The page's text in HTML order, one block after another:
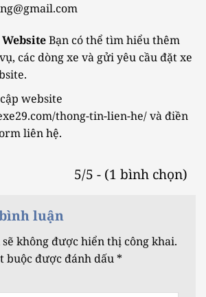
Bạn có thể tìm hiểu thêm
các dòng xe và gửi yêu cầu đặt xe
website
thong-tin-lien-he/ và điền
liên hệ.
5/5 - (1 bình chọn)
luận
không được hiển thị công khai.
buộc được đánh dấu*